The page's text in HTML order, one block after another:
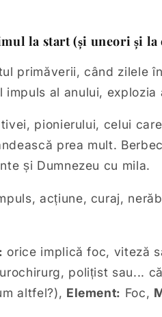
la start (și uneori și la
primăverii, când zilele
impuls al anului, explozia
pionierului, celui
prea mult.
și Dumnezeu cu mila.
acțiune, curaj,
orice implică foc, viteză
polițist sau...
altfel?), Element: Foc,